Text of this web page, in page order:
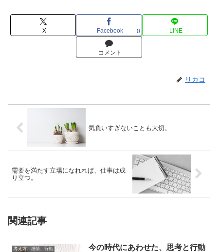
X Facebook 0 LINE
コメント
リカコ
気負いすぎないことも大切。
需要を満たす立場になれれば、仕事は成
り立つ。
関連記事
考え方、感情、行動
今の時代にあわせた、思考と行動